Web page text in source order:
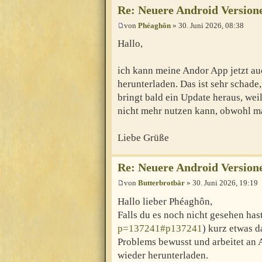
Re: Neuere Android
von Phéaghôn » 30. Juni 2026, 08:38
Hallo,
ich kann meine Andor App jetzt
herunterladen. Das ist sehr
bringt bald ein Update heraus,
nicht mehr nutzen kann, obwohl
Liebe Grüße
Re: Neuere Android
von Butterbrotbär » 30. Juni 2026, 19:19
Hallo lieber Phéaghôn,
Falls du es noch nicht gesehen
p=137241#p137241) kurz etwas
Problems bewusst und arbeitet
wieder herunterladen.